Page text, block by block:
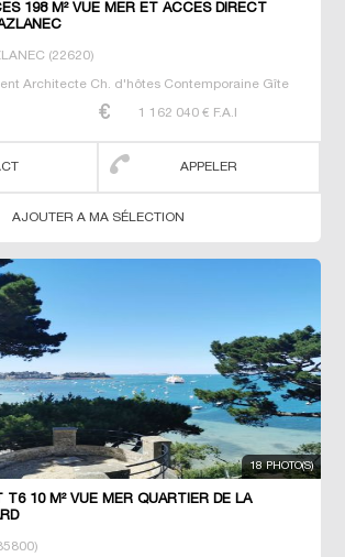
198 M² VUE MER ET ACCES DIRECT
(22620)
Architecte Ch. d'hôtes Contemporaine Gîte
1 162 040 € F.A.I
APPELER
AJOUTER A MA SÉLECTION
18 PHOTO(S)
T6 10 M² VUE MER QUARTIER DE LA
)